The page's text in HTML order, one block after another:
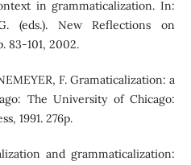
in grammaticalization. In:
(eds.). New Reflections on
83-101, 2002.
F. Gramaticalization: a
The University of Chicago:
1991. 276p.
and grammaticalization: